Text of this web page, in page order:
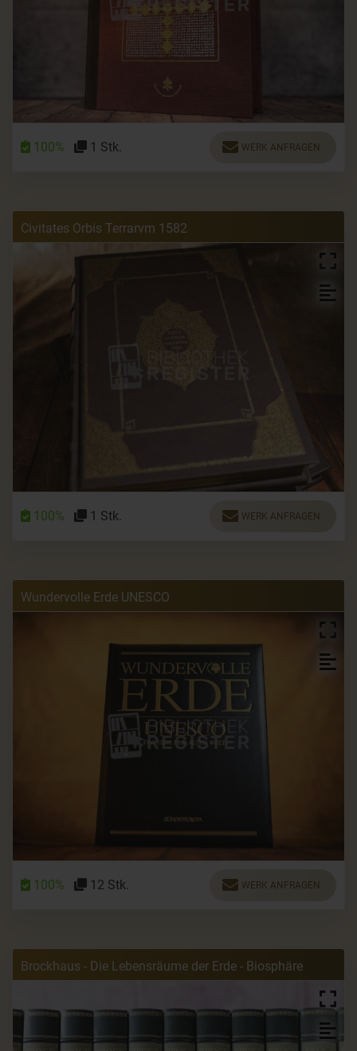
100% 1 Stk. WERK ANFRAGEN
Civitates Orbis Terrarvm 1582
100% 1 Stk. WERK ANFRAGEN
Wundervolle Erde UNESCO
100% 12 Stk. WERK ANFRAGEN
Brockhaus - Die Lebensräume der Erde - Biosphäre